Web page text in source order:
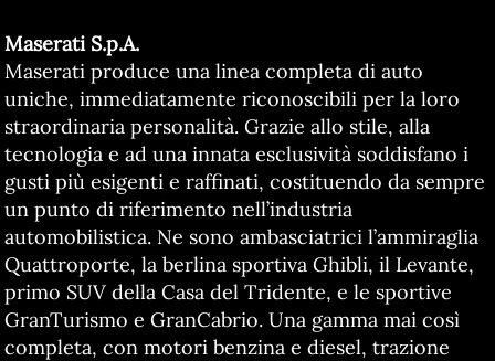
Maserati S.p.A.
Maserati produce una linea completa di auto
uniche, immediatamente riconoscibili per la loro
straordinaria personalità. Grazie allo stile, alla
tecnologia e ad una innata esclusività soddisfano i
gusti più esigenti e raffinati, costituendo da sempre
un punto di riferimento nell’industria
automobilistica. Ne sono ambasciatrici l’ammiraglia
Quattroporte, la berlina sportiva Ghibli, il Levante,
primo SUV della Casa del Tridente, e le sportive
GranTurismo e GranCabrio. Una gamma mai così
completa, con motori benzina e diesel, trazione